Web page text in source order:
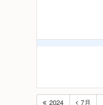
2024 7月